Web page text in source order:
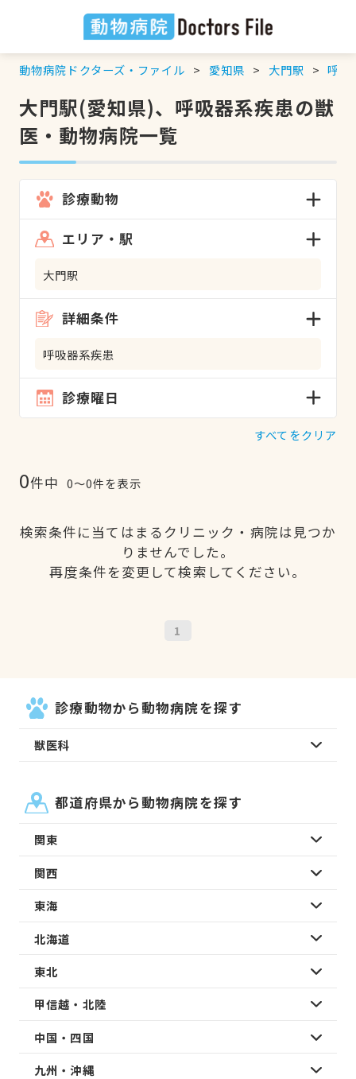
動物病院ドクターズ・ファイル 愛知県 大門駅 呼吸
大門駅(愛知県)、呼吸器系疾患の獣
医・動物病院一覧
診療動物
エリア・駅
大門駅
詳細条件
呼吸器系疾患
診療曜日
すべてをクリア
0件中 0〜0件を表示
検索条件に当てはまるクリニック・病院は見つか
りませんでした。
再度条件を変更して検索してください。
1
診療動物から動物病院を探す
獣医科
都道府県から動物病院を探す
関東
関西
東海
北海道
東北
甲信越・北陸
中国・四国
九州・沖縄